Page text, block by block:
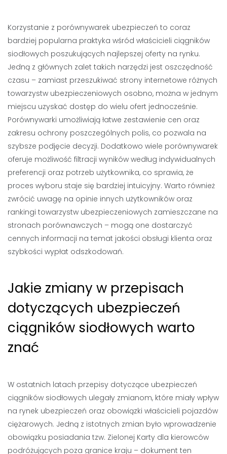
Korzystanie z porównywarek ubezpieczeń to coraz
bardziej popularna praktyka wśród właścicieli ciągników
siodłowych poszukujących najlepszej oferty na rynku.
Jedną z głównych zalet takich narzędzi jest oszczędność
czasu – zamiast przeszukiwać strony internetowe różnych
towarzystw ubezpieczeniowych osobno, można w jednym
miejscu uzyskać dostęp do wielu ofert jednocześnie.
Porównywarki umożliwiają łatwe zestawienie cen oraz
zakresu ochrony poszczególnych polis, co pozwala na
szybsze podjęcie decyzji. Dodatkowo wiele porównywarek
oferuje możliwość filtracji wyników według indywidualnych
preferencji oraz potrzeb użytkownika, co sprawia, że
proces wyboru staje się bardziej intuicyjny. Warto również
zwrócić uwagę na opinie innych użytkowników oraz
rankingi towarzystw ubezpieczeniowych zamieszczane na
stronach porównawczych – mogą one dostarczyć
cennych informacji na temat jakości obsługi klienta oraz
szybkości wypłat odszkodowań.
Jakie zmiany w przepisach
dotyczących ubezpieczeń
ciągników siodłowych warto
znać
W ostatnich latach przepisy dotyczące ubezpieczeń
ciągników siodłowych ulegały zmianom, które miały wpływ
na rynek ubezpieczeń oraz obowiązki właścicieli pojazdów
ciężarowych. Jedną z istotnych zmian było wprowadzenie
obowiązku posiadania tzw. Zielonej Karty dla kierowców
podróżujących poza granice kraju – dokument ten